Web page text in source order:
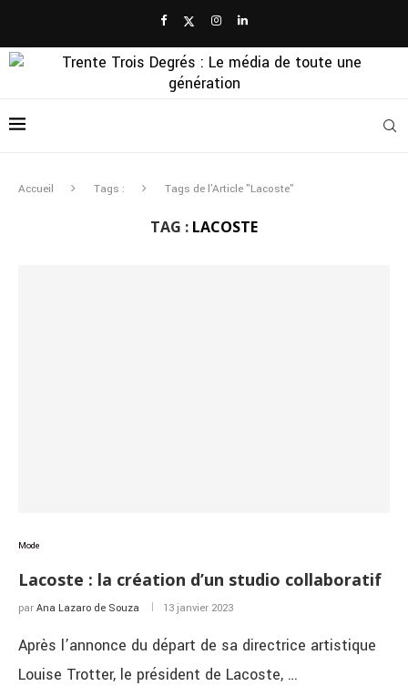
Accueil Tags : Tags de l'Article "Lacoste"
TAG : LACOSTE
Mode
Lacoste : la création d’un studio collaboratif
par Ana Lazaro de Souza 13 janvier 2023
Après l’annonce du départ de sa directrice artistique
Louise Trotter, le président de Lacoste, …